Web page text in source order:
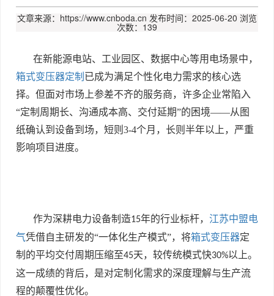
文章来源：https://www.cnboda.cn 发布时间：2025-06-20 浏览
次数：139
在新能源电站、工业园区、数据中心等用电场景中，
箱式变压器定制 已成为满足个性化电力需求的核心选
择。但面对市场上参差不齐的服务商，许多企业常陷入
“定制周期长、沟通成本高、交付延期”的困境——从图
纸确认到设备到场，短则 3-4个月，长则半年以上，严重
影响项目进度。
作为深耕电力设备制造15年的行业标杆， 江苏中盟电
气凭借自主研发的“一体化生产模式”，将箱式变压器定
制的平均交付周期压缩至45天，较传统模式快30%以上。
这一成绩的背后，是对定制化需求的深度理解与生产流
程的颠覆性优化。